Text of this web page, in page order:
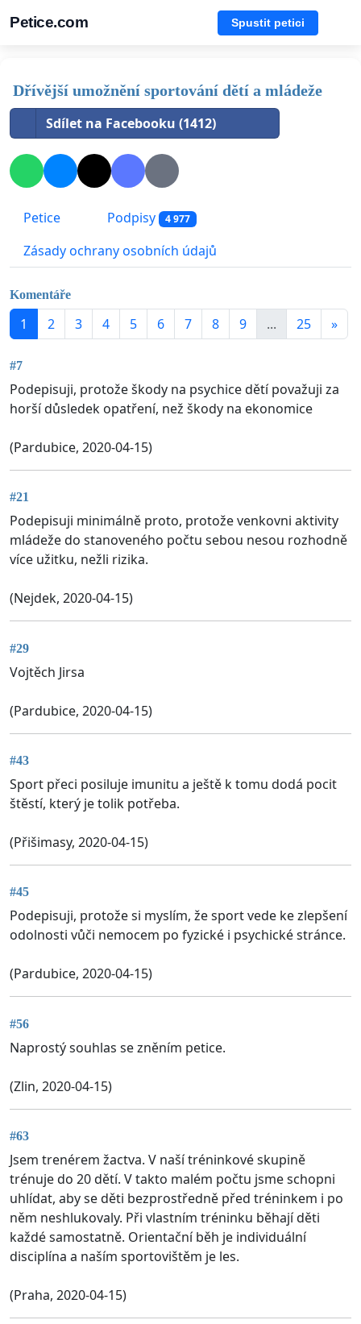
Petice.com Spustit petici
Dřívější umožnění sportování dětí a mládeže
Sdílet na Facebooku (1412)
Petice Podpisy 4 977
Zásady ochrany osobních údajů
Komentáře
1 2 3 4 5 6 7 8 9 ... 25 »
#7
Podepisuji, protože škody na psychice dětí považuji za
horší důsledek opatření, než škody na ekonomice
(Pardubice, 2020-04-15)
#21
Podepisuji minimálně proto, protože venkovni aktivity
mládeže do stanoveného počtu sebou nesou rozhodně
více užitku, nežli rizika.
(Nejdek, 2020-04-15)
#29
Vojtěch Jirsa
(Pardubice, 2020-04-15)
#43
Sport přeci posiluje imunitu a ještě k tomu dodá pocit
štěstí, který je tolik potřeba.
(Přišimasy, 2020-04-15)
#45
Podepisuji, protože si myslím, že sport vede ke zlepšení
odolnosti vůči nemocem po fyzické i psychické stránce.
(Pardubice, 2020-04-15)
#56
Naprostý souhlas se zněním petice.
(Zlin, 2020-04-15)
#63
Jsem trenérem žactva. V naší tréninkové skupině
trénuje do 20 dětí. V takto malém počtu jsme schopni
uhlídat, aby se děti bezprostředně před tréninkem i po
něm neshlukovaly. Při vlastním tréninku běhají děti
každé samostatně. Orientační běh je individuální
disciplína a naším sportovištěm je les.
(Praha, 2020-04-15)